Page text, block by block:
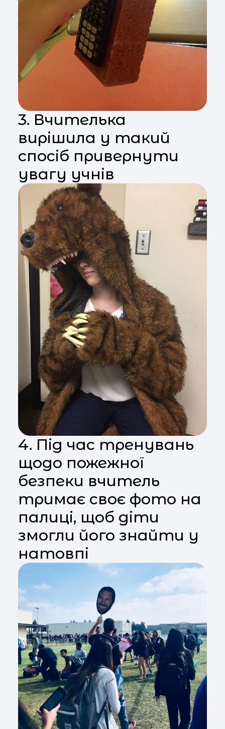
3. Вчителька
вирішила у такий
спосіб привернути
увагу учнів
4. Під час тренувань
щодо пожежної
безпеки вчитель
тримає своє фото на
палиці, щоб діти
змогли його знайти у
натовпі